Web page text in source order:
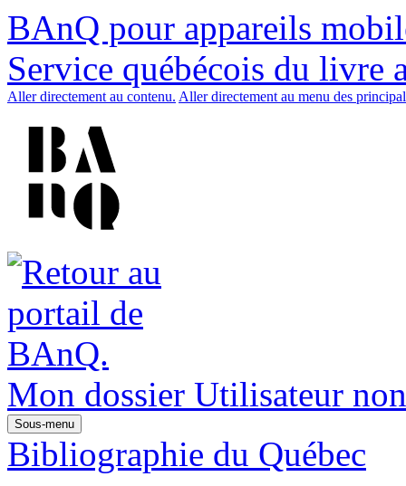
BAnQ pour appareils
Service québécois du livre
Aller directement au contenu. Aller directement au menu des
Mon dossier Utilisateur
Sous-menu
Bibliographie du Québec